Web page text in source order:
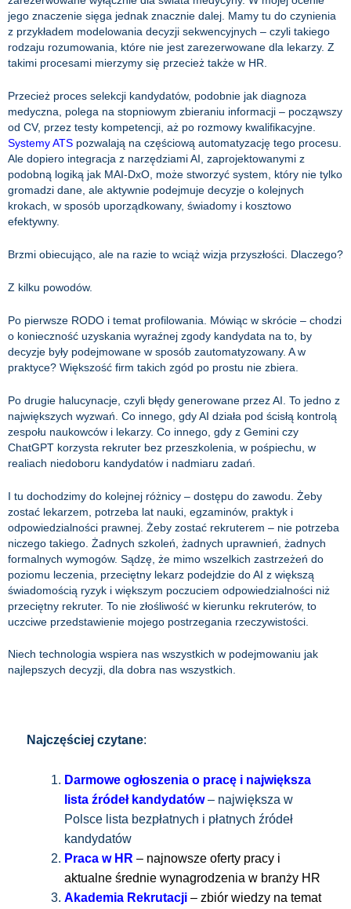
jego znaczenie sięga jednak znacznie dalej. Mamy tu do czynienia
z przykładem modelowania decyzji sekwencyjnych – czyli takiego
rodzaju rozumowania, które nie jest zarezerwowane dla lekarzy. Z
takimi procesami mierzymy się przecież także w HR.
Przecież proces selekcji kandydatów, podobnie jak diagnoza
medyczna, polega na stopniowym zbieraniu informacji – począwszy
od CV, przez testy kompetencji, aż po rozmowy kwalifikacyjne.
Systemy ATS pozwalają na częściową automatyzację tego procesu.
Ale dopiero integracja z narzędziami AI, zaprojektowanymi z
podobną logiką jak MAI-DxO, może stworzyć system, który nie tylko
gromadzi dane, ale aktywnie podejmuje decyzje o kolejnych
krokach, w sposób uporządkowany, świadomy i kosztowo
efektywny.
Brzmi obiecująco, ale na razie to wciąż wizja przyszłości. Dlaczego?
Z kilku powodów.
Po pierwsze RODO i temat profilowania. Mówiąc w skrócie – chodzi
o konieczność uzyskania wyraźnej zgody kandydata na to, by
decyzje były podejmowane w sposób zautomatyzowany. A w
praktyce? Większość firm takich zgód po prostu nie zbiera.
Po drugie halucynacje, czyli błędy generowane przez AI. To jedno z
największych wyzwań. Co innego, gdy AI działa pod ścisłą kontrolą
zespołu naukowców i lekarzy. Co innego, gdy z Gemini czy
ChatGPT korzysta rekruter bez przeszkolenia, w pośpiechu, w
realiach niedoboru kandydatów i nadmiaru zadań.
I tu dochodzimy do kolejnej różnicy – dostępu do zawodu. Żeby
zostać lekarzem, potrzeba lat nauki, egzaminów, praktyk i
odpowiedzialności prawnej. Żeby zostać rekruterem – nie potrzeba
niczego takiego. Żadnych szkoleń, żadnych uprawnień, żadnych
formalnych wymogów. Sądzę, że mimo wszelkich zastrzeżeń do
poziomu leczenia, przeciętny lekarz podejdzie do AI z większą
świadomością ryzyk i większym poczuciem odpowiedzialności niż
przeciętny rekruter. To nie złośliwość w kierunku rekruterów, to
uczciwe przedstawienie mojego postrzegania rzeczywistości.
Niech technologia wspiera nas wszystkich w podejmowaniu jak
najlepszych decyzji, dla dobra nas wszystkich.
Najczęściej czytane:
Darmowe ogłoszenia o pracę i największa
lista źródeł kandydatów– największa w
Polsce lista bezpłatnych i płatnych źródeł
kandydatów
Praca w HR – najnowsze oferty pracy i
aktualne średnie wynagrodzenia w branży HR
Akademia Rekrutacji – zbiór wiedzy na temat